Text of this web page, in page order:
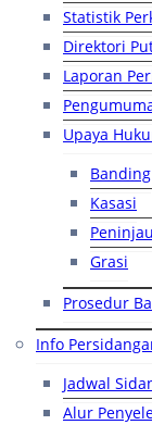
Statistik
Direktori
Laporan
Upaya
Banding
Kasasi
Grasi
Prosedur
Info
Jadwal
Alur